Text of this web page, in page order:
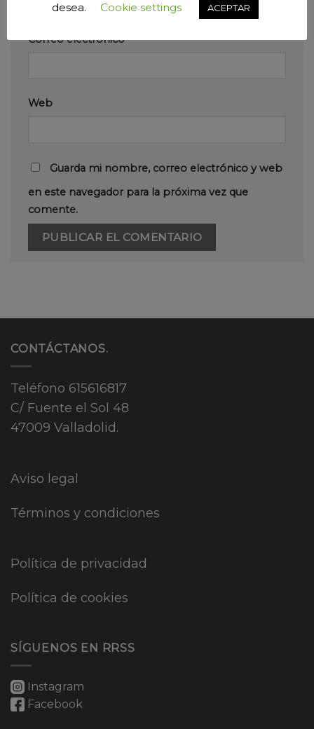
Correo electrónico*
Web
Guarda mi nombre, correo electrónico y web
en este navegador para la próxima vez que
comente.
CONTÁCTANOS.
Teléfono 615616817
C/ Fuente el Sol 48
47009 Valladolid.
Aviso legal
Términos y condiciones
Política de privacidad
Política de cookies
SÍGUENOS EN RRSS
Instagram
Facebook
desea.
Cookie settings ACEPTAR